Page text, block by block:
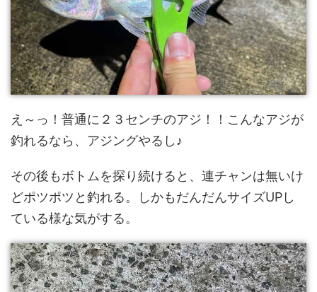
え～っ！普通に２３センチのアジ！！こんなアジが
釣れるなら、アジングやるし♪
その後もボトムを探り続けると、連チャンは無いけ
どポツポツと釣れる。しかもだんだんサイズUPし
ている様な気がする。